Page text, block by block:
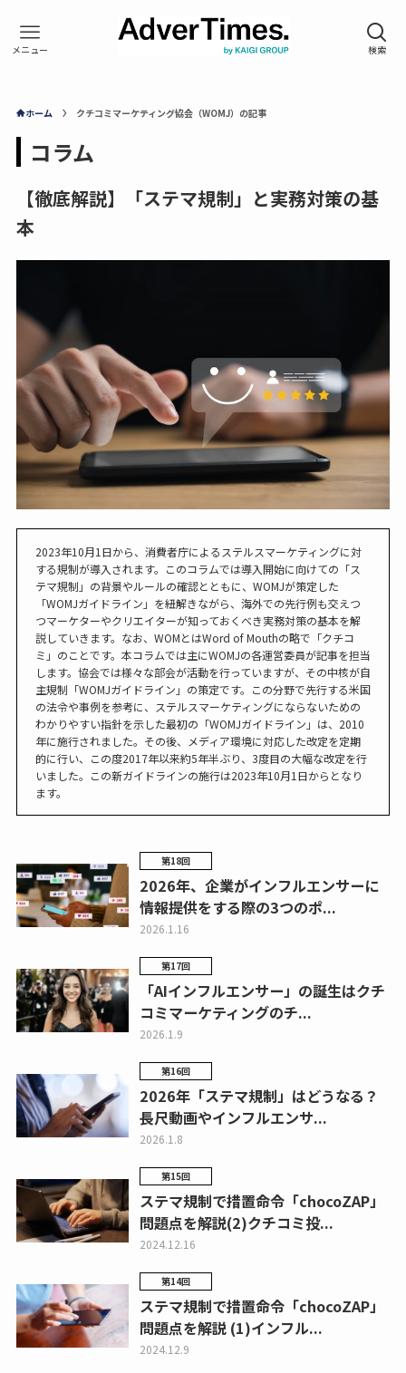
ホーム クチコミマーケティング協会（WOMJ）の記事
コラム
【徹底解説】「ステマ規制」と実務対策の基
本
2023年10月1日から、消費者庁によるステルスマーケティングに対
する規制が導入されます。このコラムでは導入開始に向けての「ス
テマ規制」の背景やルールの確認とともに、WOMJが策定した
「WOMJガイドライン」を紐解きながら、海外での先行例も交えつ
つマーケターやクリエイターが知っておくべき実務対策の基本を解
説していきます。なお、WOMとはWord of Mouthの略で「クチコ
ミ」のことです。本コラムでは主にWOMJの各運営委員が記事を担当
します。協会では様々な部会が活動を行っていますが、その中核が自
主規制「WOMJガイドライン」の策定です。この分野で先行する米国
の法令や事例を参考に、ステルスマーケティングにならないための
わかりやすい指針を示した最初の「WOMJガイドライン」は、2010
年に施行されました。その後、メディア環境に対応した改定を定期
的に行い、この度2017年以来約5年半ぶり、3度目の大幅な改定を行
いました。この新ガイドラインの施行は2023年10月1日からとなり
ます。
第18回
2026年、企業がインフルエンサーに
情報提供をする際の3つのポ...
2026.1.16
第17回
「AIインフルエンサー」の誕生はクチ
コミマーケティングのチ...
2026.1.9
第16回
2026年「ステマ規制」はどうなる？
長尺動画やインフルエンサ...
2026.1.8
第15回
ステマ規制で措置命令「chocoZAP」
問題点を解説(2)クチコミ投...
2024.12.16
第14回
ステマ規制で措置命令「chocoZAP」
問題点を解説 (1)インフル...
2024.12.9